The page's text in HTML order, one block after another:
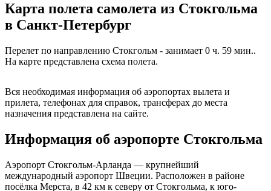
Карта полета самолета из Стокгольма
в Санкт-Петербург
Перелет по направлению Стокгольм - занимает 0 ч. 59 мин..
На карте представлена схема полета.
Санкт-Петербург
Вся необходимая информация об аэропортах вылета и
прилета, телефонах для справок, трансферах до места
назначения представлена на сайте.
Информация об аэропорте Стокгольма
Аэропорт Стокгольм-Арланда — крупнейший
международный аэропорт Швеции. Расположен в районе
посёлка Мерста, в 42 км к северу от Стокгольма, к юго-